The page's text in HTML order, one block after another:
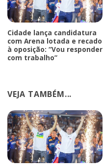
Cidade lança candidatura
com Arena lotada e recado
à oposição: “Vou responder
com trabalho”
VEJA TAMBÉM...